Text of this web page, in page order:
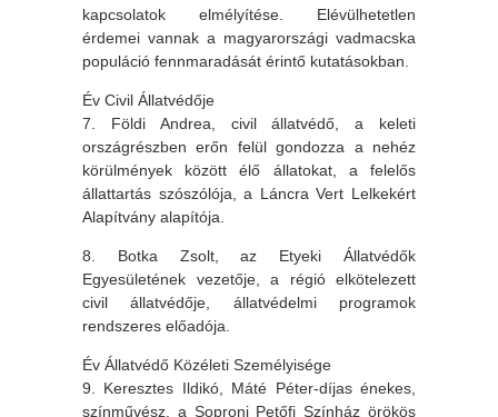
kapcsolatok elmélyítése. Elévülhetetlen
érdemei vannak a magyarországi vadmacska
populáció fennmaradását érintő kutatásokban.
Év Civil Állatvédője
7. Földi Andrea, civil állatvédő, a keleti
országrészben erőn felül gondozza a nehéz
körülmények között élő állatokat, a felelős
állattartás szószólója, a Láncra Vert Lelkekért
Alapítvány alapítója.
8. Botka Zsolt, az Etyeki Állatvédők
Egyesületének vezetője, a régió elkötelezett
civil állatvédője, állatvédelmi programok
rendszeres előadója.
Év Állatvédő Közéleti Személyisége
9. Keresztes Ildikó, Máté Péter-díjas énekes,
színművész, a Soproni Petőfi Színház örökös